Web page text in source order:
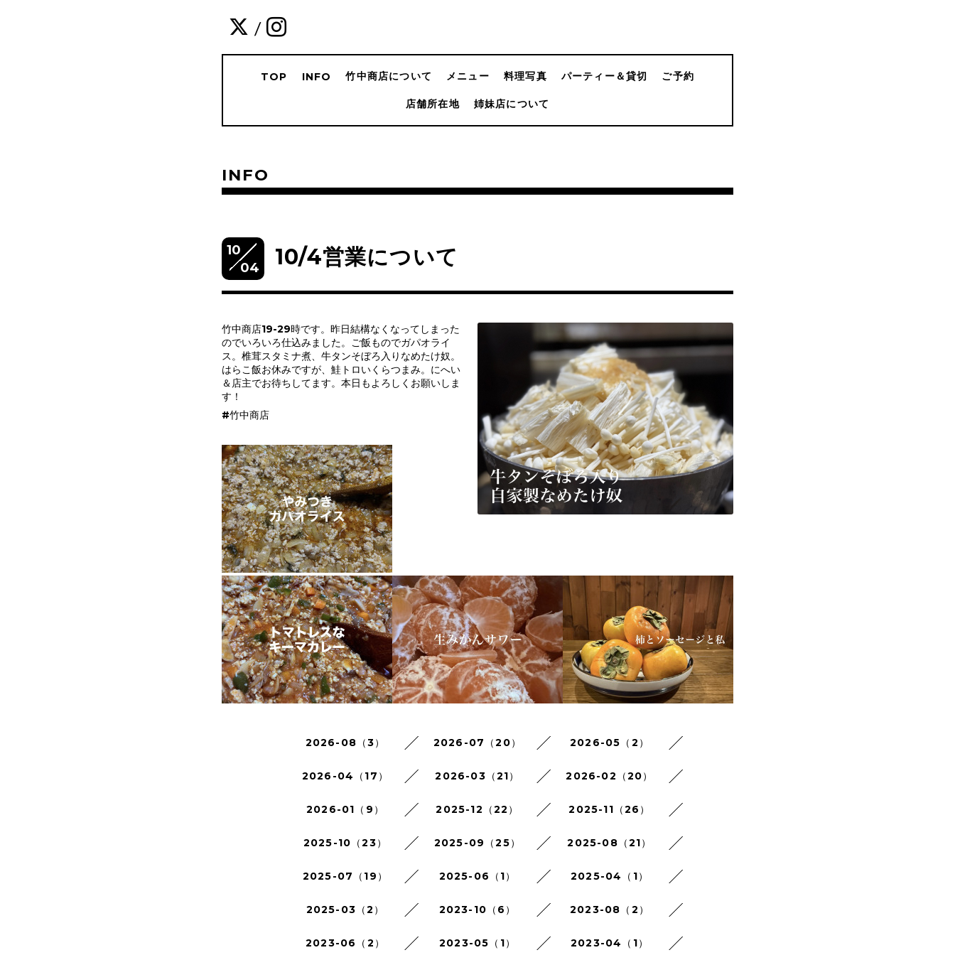
/
TOP INFO 竹中商店について メニュー 料理写真 パーティー＆貸切 ご予約
店舗所在地 姉妹店について
INFO
10
04
10/4営業について
竹中商店19-29時です。昨日結構なくなってしまった
のでいろいろ仕込みました。ご飯ものでガパオライ
ス。椎茸スタミナ煮、牛タンそぼろ入りなめたけ奴。
はらこ飯お休みですが、鮭トロいくらつまみ。にへい
＆店主でお待ちしてます。本日もよろしくお願いしま
す！
#竹中商店
2026-08（3） 2026-07（20） 2026-05（2）
2026-04（17） 2026-03（21） 2026-02（20）
2026-01（9） 2025-12（22） 2025-11（26）
2025-10（23） 2025-09（25） 2025-08（21）
2025-07（19） 2025-06（1） 2025-04（1）
2025-03（2） 2023-10（6） 2023-08（2）
2023-06（2） 2023-05（1） 2023-04（1）